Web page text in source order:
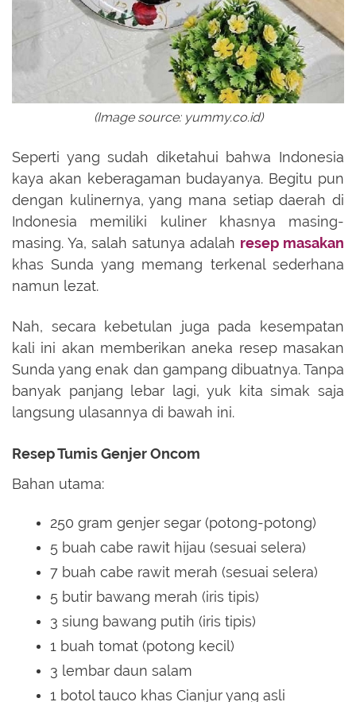
(Image source: yummy.co.id)
Seperti yang sudah diketahui bahwa Indonesia
kaya akan keberagaman budayanya. Begitu pun
dengan kulinernya, yang mana setiap daerah di
Indonesia memiliki kuliner khasnya masing-
masing. Ya, salah satunya adalah resep masakan
khas Sunda yang memang terkenal sederhana
namun lezat.
Nah, secara kebetulan juga pada kesempatan
kali ini akan memberikan aneka resep masakan
Sunda yang enak dan gampang dibuatnya. Tanpa
banyak panjang lebar lagi, yuk kita simak saja
langsung ulasannya di bawah ini.
Resep Tumis Genjer Oncom
Bahan utama:
250 gram genjer segar (potong-potong)
5 buah cabe rawit hijau (sesuai selera)
7 buah cabe rawit merah (sesuai selera)
5 butir bawang merah (iris tipis)
3 siung bawang putih (iris tipis)
1 buah tomat (potong kecil)
3 lembar daun salam
1 botol tauco khas Cianjur yang asli